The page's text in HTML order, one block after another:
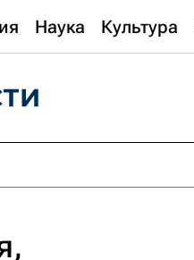
Наука Культура